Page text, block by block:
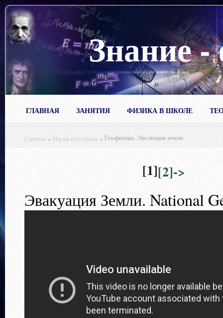
Знание
Текст
ГЛАВНАЯ ЗАНЯТИЯ ФИЗИКА В ШКОЛЕ
Главная» Наука и техника » Геофизика. Эволюция земли
[1][2]->
Эвакуация Земли. National